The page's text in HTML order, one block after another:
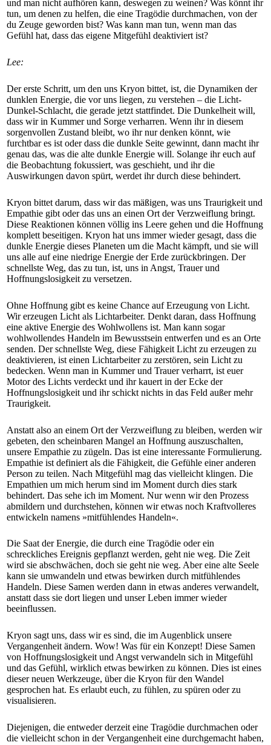
und man nicht aufhören kann, deswegen zu weinen? Was könnt ihr
tun, um denen zu helfen, die eine Tragödie durchmachen, von der
du Zeuge geworden bist? Was kann man tun, wenn man das
Gefühl hat, dass das eigene Mitgefühl deaktiviert ist?
Lee:
Der erste Schritt, um den uns Kryon bittet, ist, die Dynamiken der
dunklen Energie, die vor uns liegen, zu verstehen – die Licht-
Dunkel-Schlacht, die gerade jetzt stattfindet. Die Dunkelheit will,
dass wir in Kummer und Sorge verharren. Wenn ihr in diesem
sorgenvollen Zustand bleibt, wo ihr nur denken könnt, wie
furchtbar es ist oder dass die dunkle Seite gewinnt, dann macht ihr
genau das, was die alte dunkle Energie will. Solange ihr euch auf
die Beobachtung fokussiert, was geschieht, und ihr die
Auswirkungen davon spürt, werdet ihr durch diese behindert.
Kryon bittet darum, dass wir das mäßigen, was uns Traurigkeit und
Empathie gibt oder das uns an einen Ort der Verzweiflung bringt.
Diese Reaktionen können völlig ins Leere gehen und die Hoffnung
komplett beseitigen. Kryon hat uns immer wieder gesagt, dass die
dunkle Energie dieses Planeten um die Macht kämpft, und sie will
uns alle auf eine niedrige Energie der Erde zurückbringen. Der
schnellste Weg, das zu tun, ist, uns in Angst, Trauer und
Hoffnungslosigkeit zu versetzen.
Ohne Hoffnung gibt es keine Chance auf Erzeugung von Licht.
Wir erzeugen Licht als Lichtarbeiter. Denkt daran, dass Hoffnung
eine aktive Energie des Wohlwollens ist. Man kann sogar
wohlwollendes Handeln im Bewusstsein entwerfen und es an Orte
senden. Der schnellste Weg, diese Fähigkeit Licht zu erzeugen zu
deaktivieren, ist einen Lichtarbeiter zu zerstören, sein Licht zu
bedecken. Wenn man in Kummer und Trauer verharrt, ist euer
Motor des Lichts verdeckt und ihr kauert in der Ecke der
Hoffnungslosigkeit und ihr schickt nichts in das Feld außer mehr
Traurigkeit.
Anstatt also an einem Ort der Verzweiflung zu bleiben, werden wir
gebeten, den scheinbaren Mangel an Hoffnung auszuschalten,
unsere Empathie zu zügeln. Das ist eine interessante Formulierung.
Empathie ist definiert als die Fähigkeit, die Gefühle einer anderen
Person zu teilen. Nach Mitgefühl mag das vielleicht klingen. Die
Empathien um mich herum sind im Moment durch dies stark
behindert. Das sehe ich im Moment. Nur wenn wir den Prozess
abmildern und durchstehen, können wir etwas noch Kraftvolleres
entwickeln namens »mitfühlendes Handeln«.
Die Saat der Energie, die durch eine Tragödie oder ein
schreckliches Ereignis gepflanzt werden, geht nie weg. Die Zeit
wird sie abschwächen, doch sie geht nie weg. Aber eine alte Seele
kann sie umwandeln und etwas bewirken durch mitfühlendes
Handeln. Diese Samen werden dann in etwas anderes verwandelt,
anstatt dass sie dort liegen und unser Leben immer wieder
beeinflussen.
Kryon sagt uns, dass wir es sind, die im Augenblick unsere
Vergangenheit ändern. Wow! Was für ein Konzept! Diese Samen
von Hoffnungslosigkeit und Angst verwandeln sich in Mitgefühl
und das Gefühl, wirklich etwas bewirken zu können. Dies ist eines
dieser neuen Werkzeuge, über die Kryon für den Wandel
gesprochen hat. Es erlaubt euch, zu fühlen, zu spüren oder zu
visualisieren.
Diejenigen, die entweder derzeit eine Tragödie durchmachen oder
die vielleicht schon in der Vergangenheit eine durchgemacht haben,